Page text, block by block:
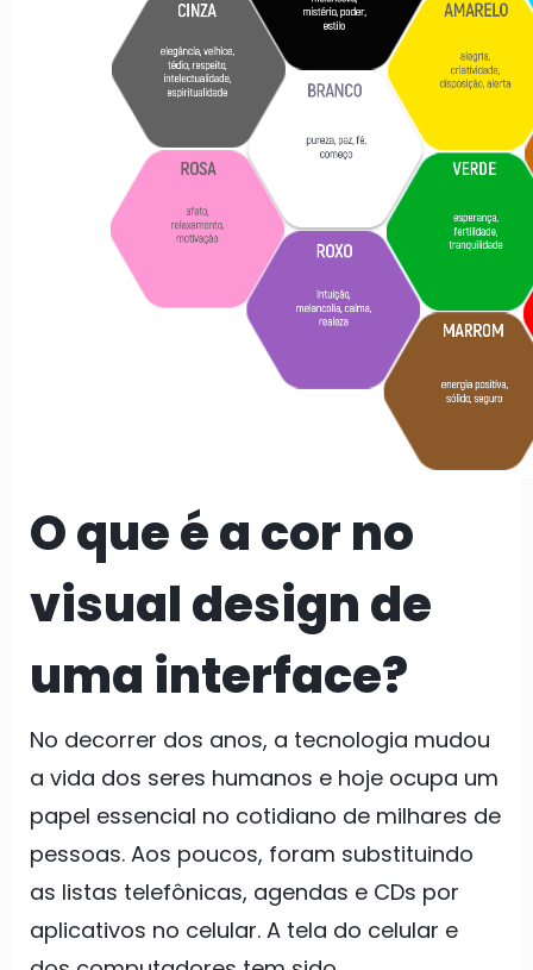
O que é a cor no
visual design de
uma interface?
No decorrer dos anos, a tecnologia mudou
a vida dos seres humanos e hoje ocupa um
papel essencial no cotidiano de milhares de
pessoas. Aos poucos, foram substituindo
as listas telefônicas, agendas e CDs por
aplicativos no celular. A tela do celular e